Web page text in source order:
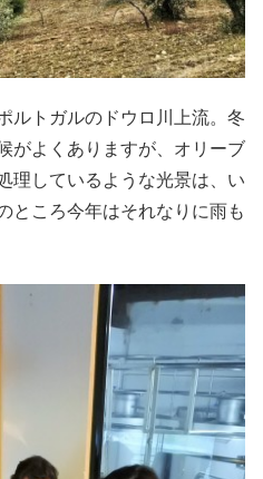
ルトガルのドウロ川上流。冬
がよくありますが、オリーブ
理しているような光景は、い
ところ今年はそれなりに雨も